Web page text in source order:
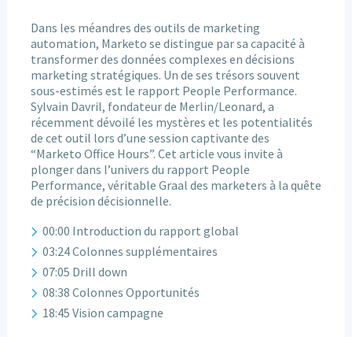
Dans les méandres des outils de marketing
automation, Marketo se distingue par sa capacité à
transformer des données complexes en décisions
marketing stratégiques. Un de ses trésors souvent
sous-estimés est le rapport People Performance.
Sylvain Davril, fondateur de Merlin/Leonard, a
récemment dévoilé les mystères et les potentialités
de cet outil lors d’une session captivante des
“Marketo Office Hours”. Cet article vous invite à
plonger dans l’univers du rapport People
Performance, véritable Graal des marketers à la quête
de précision décisionnelle.
00:00 Introduction du rapport global
03:24 Colonnes supplémentaires
07:05 Drill down
08:38 Colonnes Opportunités
18:45 Vision campagne